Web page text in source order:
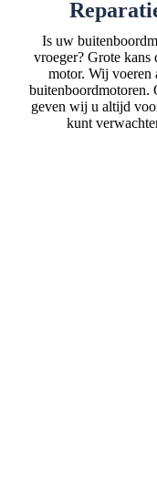
Is uw
vroeger? Grote kans
motor. Wij voeren
buitenboordmotoren.
geven wij u altijd
kunt